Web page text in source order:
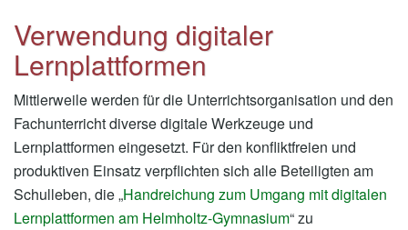
Verwendung digitaler
Lernplattformen
Mittlerweile werden für die Unterrichtsorganisation und den
Fachunterricht diverse digitale Werkzeuge und
Lernplattformen eingesetzt. Für den konfliktfreien und
produktiven Einsatz verpflichten sich alle Beteiligten am
Schulleben, die „Handreichung zum Umgang mit digitalen
Lernplattformen am Helmholtz-Gymnasium“ zu